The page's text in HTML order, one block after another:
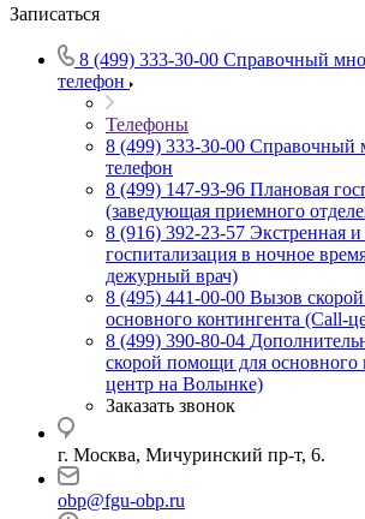
Записаться
8 (499) 333-30-00 Справочный
телефон
Телефоны
8 (499) 333-30-00 Справочный
телефон
8 (499) 147-93-96 Плановая
(заведующая приемного
8 (916) 392-23-57 Экстренная
госпитализация в ночное
дежурный врач)
8 (495) 441-00-00 Вызов
основного контингента (Call-
8 (499) 390-80-04
скорой помощи для основного
центр на Волынке)
Заказать звонок
г. Москва, Мичуринский пр-т, 6.
obp@fgu-obp.ru